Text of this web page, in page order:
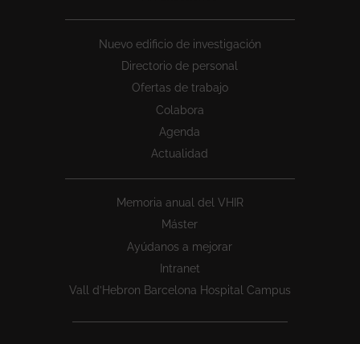
Nuevo edificio de investigación
Directorio de personal
Ofertas de trabajo
Colabora
Agenda
Actualidad
Memoria anual del VHIR
Máster
Ayúdanos a mejorar
Intranet
Vall d’Hebron Barcelona Hospital Campus